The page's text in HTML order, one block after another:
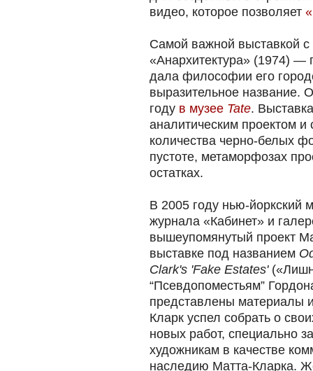
видео, которое позволяет
Самой важной выставкой
«Анархитектура» (1974) —
дала философии его
выразительное название.
году в музее Tate.
аналитическим проектом и
количества черно-белых
пустоте, метаморфозах
остатках.
В 2005 году нью-йоркский
журнала «Кабинет» и
вышеупомянутый проект
выставке под названием
Clark's 'Fake Estates'
“Псевдопоместьям”
представлены материалы
Кларк успел собрать о
новых работ, специально
художникам в качестве
наследию Матта-Кларка.